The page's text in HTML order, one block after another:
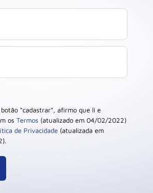
“cadastrar”, afirmo que li e
os Termos (atualizado em 04/02/2022)
de Privacidade (atualizada em